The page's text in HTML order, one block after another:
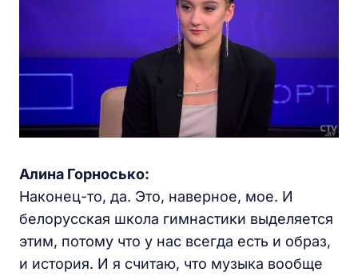
Алина Горносько:
Наконец-то, да. Это, наверное, мое. И
белорусская школа гимнастики выделяется
этим, потому что у нас всегда есть и образ,
и история. И я считаю, что музыка вообще